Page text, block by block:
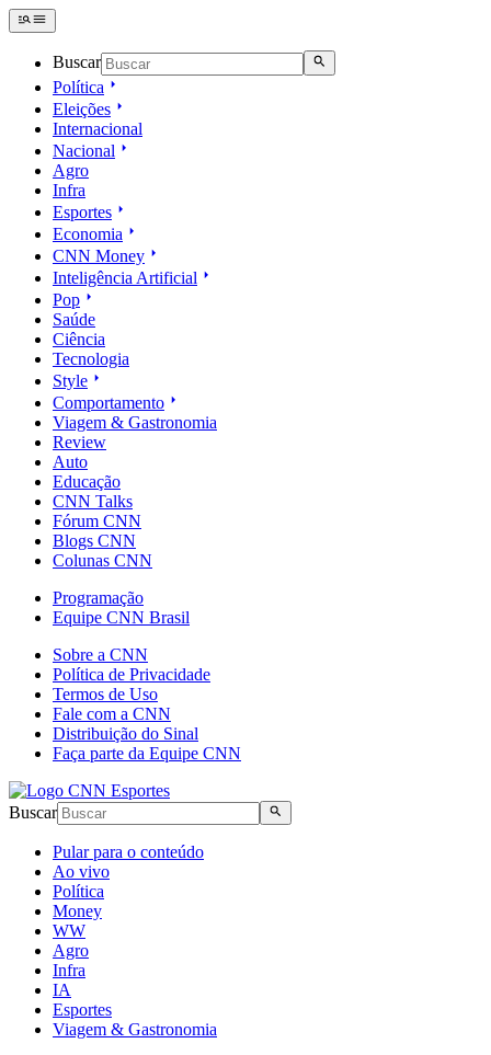
Buscar
Política
Eleições
Internacional
Nacional
Agro
Infra
Esportes
Economia
CNN Money
Inteligência Artificial
Pop
Saúde
Ciência
Tecnologia
Style
Comportamento
Viagem & Gastronomia
Review
Auto
Educação
CNN Talks
Fórum CNN
Blogs CNN
Colunas CNN
Programação
Equipe CNN Brasil
Sobre a CNN
Política de Privacidade
Termos de Uso
Fale com a CNN
Distribuição do Sinal
Faça parte da Equipe CNN
Buscar
Pular para o conteúdo
Ao vivo
Política
Money
WW
Agro
Infra
IA
Esportes
Viagem & Gastronomia